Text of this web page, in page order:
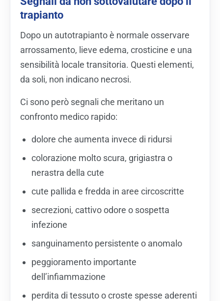
trapianto
Dopo un autotrapianto è normale osservare
arrossamento, lieve edema, crosticine e una
sensibilità locale transitoria. Questi elementi,
da soli, non indicano necrosi.
Ci sono però segnali che meritano un
confronto medico rapido:
dolore che aumenta invece di ridursi
colorazione molto scura, grigiastra o
nerastra della cute
cute pallida e fredda in aree circoscritte
secrezioni, cattivo odore o sospetta
infezione
sanguinamento persistente o anomalo
peggioramento importante
dell’infiammazione
perdita di tessuto o croste spesse aderenti